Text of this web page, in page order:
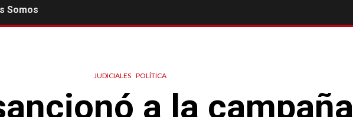
Somos
JUDICIALES POLÍTICA
a la campaña